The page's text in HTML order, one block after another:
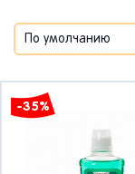
-35%